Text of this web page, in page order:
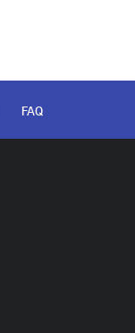
FAQ